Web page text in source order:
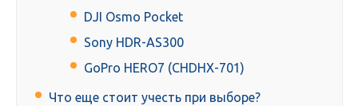
DJI Osmo Pocket
Sony HDR-AS300
GoPro HERO7 (CHDHX-701)
Что еще стоит учесть при выборе?